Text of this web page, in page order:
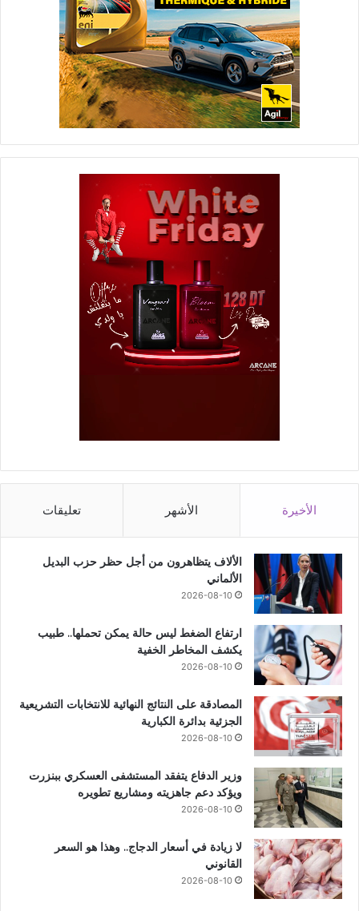
الأخيرة الأشهر تعليقات
الألاف يتظاهرون من أجل حظر حزب البديل
الألماني
2026-08-10
ارتفاع الضغط ليس حالة يمكن تحملها.. طبيب
يكشف المخاطر الخفية
2026-08-10
المصادقة على النتائج النهائية للانتخابات التشريعية
الجزئية بدائرة الكبارية
2026-08-10
وزير الدفاع يتفقد المستشفى العسكري ببنزرت
ويؤكد دعم جاهزيته ومشاريع تطويره
2026-08-10
لا زيادة في أسعار الدجاج.. وهذا هو السعر
القانوني
2026-08-10